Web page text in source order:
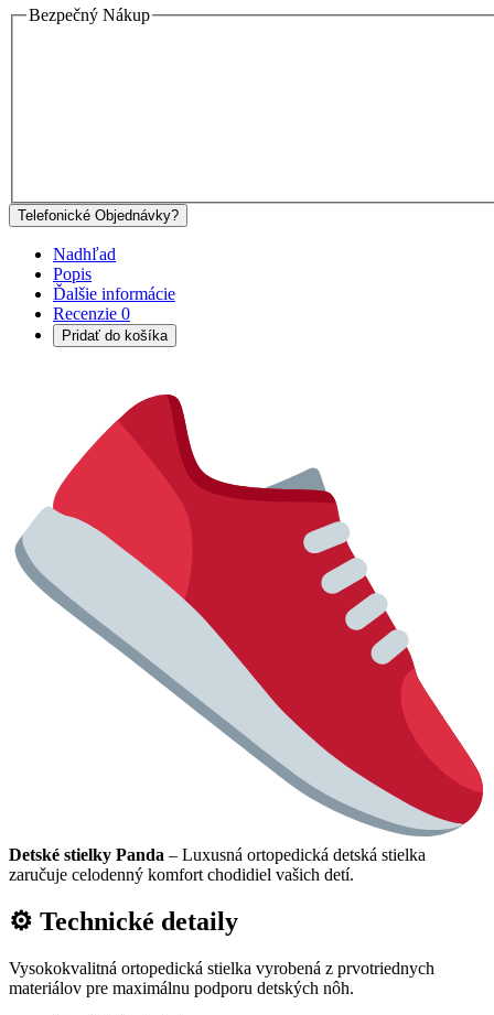
Bezpečný Nákup
Telefonické Objednávky?
Nadhľad
Popis
Ďalšie informácie
Recenzie 0
Pridať do košíka
Detské stielky Panda – Luxusná ortopedická detská stielka
zaručuje celodenný komfort chodidiel vašich detí.
⚙ Technické detaily
Vysokokvalitná ortopedická stielka vyrobená z prvotriednych
materiálov pre maximálnu podporu detských nôh.